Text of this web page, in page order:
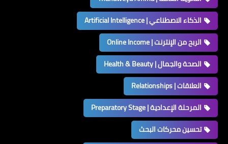
الذكاء الاصطناعي | Artificial Intelligence
الربح من الإنترنت | Online Income
الصحة والجمال | Health & Beauty
العلاقات | Relationships
المرحلة الإعدادية | Preparatory Stage
تحسين محركات البحث